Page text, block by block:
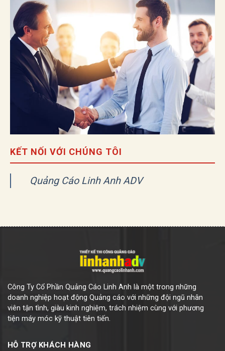
KẾT NỐI VỚI CHÚNG TÔI
Quảng Cáo Linh Anh ADV
Công Ty Cổ Phần Quảng Cáo Linh Anh là một trong những
doanh nghiệp hoạt động Quảng cáo với những đội ngũ nhân
viên tận tình, giàu kinh nghiệm, trách nhiệm cùng với phương
tiện máy móc kỹ thuật tiên tiến.
HỖ TRỢ KHÁCH HÀNG